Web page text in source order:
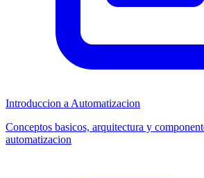
Introduccion a Automatizacion
Conceptos basicos, arquitectura y
automatizacion